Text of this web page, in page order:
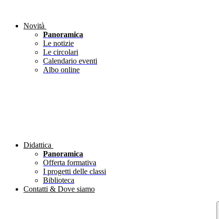
Novità
Panoramica
Le notizie
Le circolari
Calendario eventi
Albo online
Didattica
Panoramica
Offerta formativa
I progetti delle classi
Biblioteca
Contatti & Dove siamo